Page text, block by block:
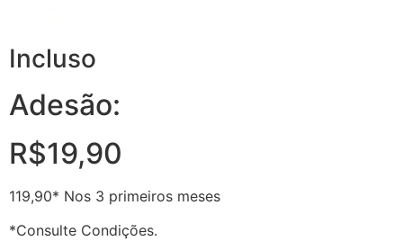
Incluso
Adesão:
R$19,90
119,90* Nos 3 primeiros meses
*Consulte Condições.